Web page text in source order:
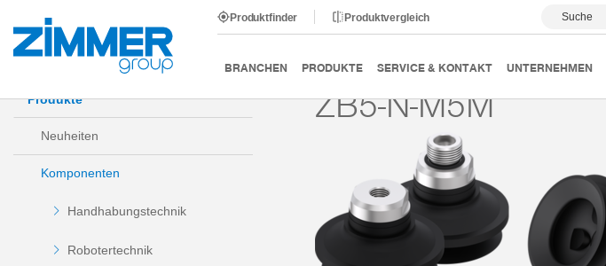
Produktfinder Produktvergleich Suche
BRANCHEN PRODUKTE SERVICE & KONTAKT UNTERNEHMEN
Start Produkte Komponenten Vakuumtechnik Vakuumsauger Serie ZB
Produkte
Neuheiten
Komponenten
Handhabungstechnik
Robotertechnik
ZB5-N-M5M